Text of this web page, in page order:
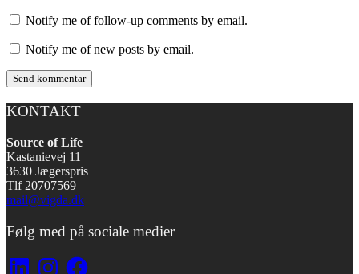
Notify me of follow-up comments by email.
Notify me of new posts by email.
KONTAKT
Source of Life
Kastanievej 11
3630 Jægerspris
Tlf 20707569
mail@vigda.dk
Følg med på sociale medier
LinkedInInstagramFacebook